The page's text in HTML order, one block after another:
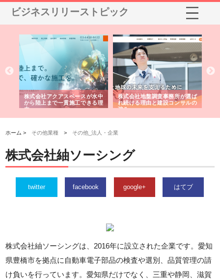
ビジネスリリーストピック
株式会社アクアスペースが水中
から陸上まで一貫施工できる理
由
株式会社地盤調査事務所が選ば
れ続ける理由と建設コンサルの
強み
ホーム > その他業種 > その他_法人・企業
株式会社紬ソーシング
twitter facebook google+ はてブ
株式会社紬ソーシングは、2016年に設立された企業です。愛知
県豊橋市を拠点に自動車電子部品の検査や選別、品質管理の請
け負いを行っています。愛知県だけでなく、三重や静岡、滋賀